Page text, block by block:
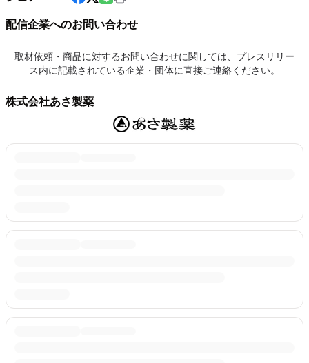
配信企業へのお問い合わせ
取材依頼・商品に対するお問い合わせに関しては、プレスリリー
ス内に記載されている企業・団体に直接ご連絡ください。
株式会社あさ製薬